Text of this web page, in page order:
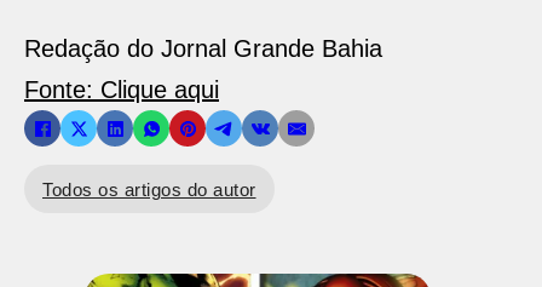
Redação do Jornal Grande Bahia
Fonte: Clique aqui
Todos os artigos do autor